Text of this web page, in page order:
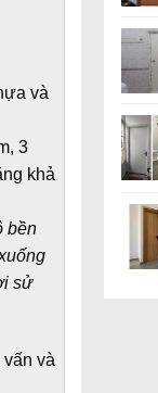
và
3
khả
bền
sử
và